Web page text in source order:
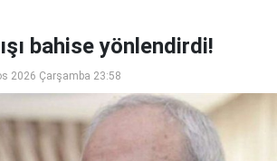
bahise yönlendirdi!
2026 Çarşamba 23:58